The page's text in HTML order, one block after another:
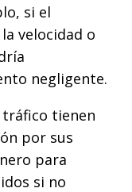
si el
velocidad o
negligente.
tráfico tienen
por sus
para
si no